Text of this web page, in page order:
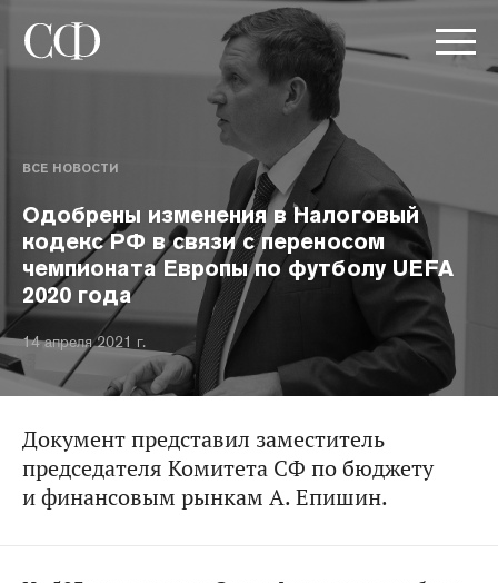
ВСЕ НОВОСТИ
Одобрены изменения в Налоговый
кодекс РФ в связи с переносом
чемпионата Европы по футболу UEFA
2020 года
14 апреля 2021 г.
Документ представил заместитель
председателя Комитета СФ по бюджету
и финансовым рынкам А. Епишин.